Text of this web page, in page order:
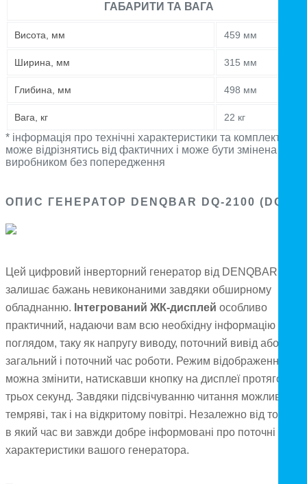
ГАБАРИТИ ТА ВАГА
Висота, мм 459 мм
Ширина, мм 315 мм
Глибина, мм 498 мм
Вага, кг 22 кг
* інформація про технічні характеристики та комплектацію
може відрізнятись від фактичних і може бути змінена
виробником без попередження
ОПИС ГЕНЕРАТОР DENQBAR DQ-2100 (DQ)
Цей цифровий інверторний генератор від DENQBAR не
залишає бажань невиконаними завдяки обширному
обладнанню. Інтегрований ЖК-дисплей особливо
практичний, надаючи вам всю необхідну інформацію
поглядом, таку як напругу виводу, поточний вивід або
загальний і поточний час роботи. Режим відображення
можна змінити, натискавши кнопку на дисплеї протягом
трьох секунд. Завдяки підсвічуванню читання можливе як
темряві, так і на відкритому повітрі. Незалежно від того, де
в який час ви завжди добре інформовані про поточні
характеристики вашого генератора.